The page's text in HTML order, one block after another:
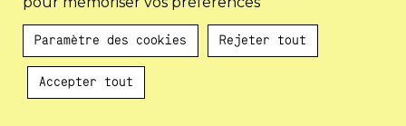
Au programme !
Paramètre des cookies Rejeter tout
Accepter tout